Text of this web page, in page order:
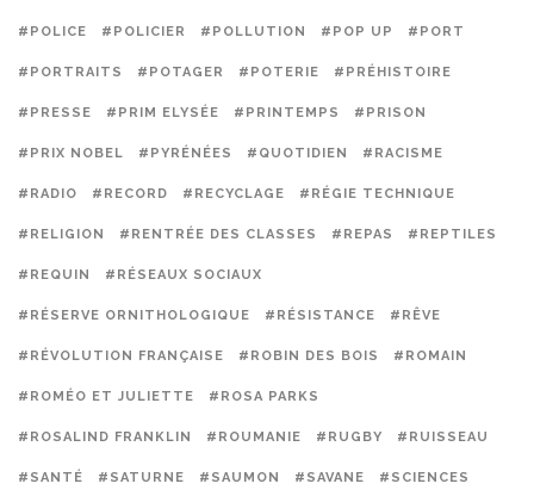
#POLICE #POLICIER #POLLUTION #POP UP #PORT
#PORTRAITS #POTAGER #POTERIE #PRÉHISTOIRE
#PRESSE #PRIM ELYSÉE #PRINTEMPS #PRISON
#PRIX NOBEL #PYRÉNÉES #QUOTIDIEN #RACISME
#RADIO #RECORD #RECYCLAGE #RÉGIE TECHNIQUE
#RELIGION #RENTRÉE DES CLASSES #REPAS #REPTILES
#REQUIN #RÉSEAUX SOCIAUX
#RÉSERVE ORNITHOLOGIQUE #RÉSISTANCE #RÊVE
#RÉVOLUTION FRANÇAISE #ROBIN DES BOIS #ROMAIN
#ROMÉO ET JULIETTE #ROSA PARKS
#ROSALIND FRANKLIN #ROUMANIE #RUGBY #RUISSEAU
#SANTÉ #SATURNE #SAUMON #SAVANE #SCIENCES